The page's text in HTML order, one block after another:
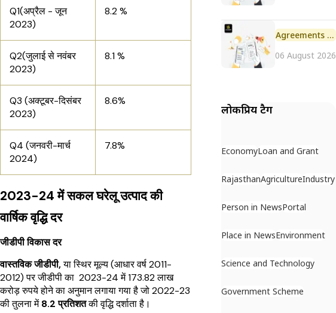
Q1(अप्रैल - जून
2023)
8.2 %
Q2(जुलाई से नवंबर
2023)
8.1 %
Q3 (अक्टूबर-दिसंबर
2023)
8.6%
Q4 (जनवरी-मार्च
2024)
7.8%
2023-24 में सकल घरेलू उत्पाद की
वार्षिक वृद्धि दर
जीडीपी विकास दर
वास्तविक जीडीपी,या स्थिर मूल्य (आधार वर्ष 2011-
2012) पर जीडीपी का 2023-24 में 173.82 लाख
करोड़ रुपये होने का अनुमान लगाया गया है जो 2022-23
की तुलना में8.2 प्रतिशतकी वृद्धि दर्शाता है।
Agreements and MoU
06 August 2026
लोकप्रिय टैग
EconomyLoan and Grant
RajasthanAgricultureIndustry
Person in NewsPortal
Place in NewsEnvironment
Science and Technology
Government Scheme